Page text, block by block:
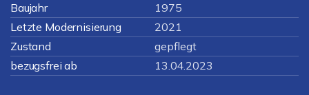
Baujahr
1975
Letzte Modernisierung
2021
Zustand
gepflegt
bezugsfrei ab
13.04.2023